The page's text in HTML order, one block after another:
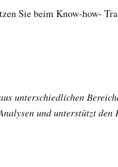
Sie beim Know-how-
unterschiedlichen
und unterstützt den